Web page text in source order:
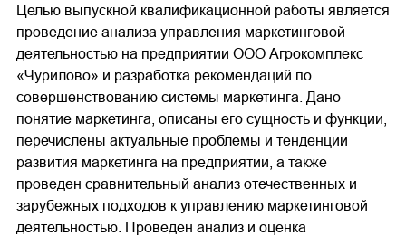
Целью выпускной квалификационной работы является
проведение анализа управления маркетинговой
деятельностью на предприятии ООО Агрокомплекс
«Чурилово» и разработка рекомендаций по
совершенствованию системы маркетинга. Дано
понятие маркетинга, описаны его сущность и функции,
перечислены актуальные проблемы и тенденции
развития маркетинга на предприятии, а также
проведен сравнительный анализ отечественных и
зарубежных подходов к управлению маркетинговой
деятельностью. Проведен анализ и оценка